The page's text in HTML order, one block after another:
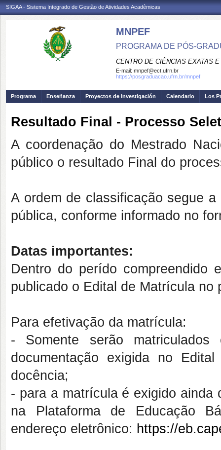
SIGAA - Sistema Integrado de Gestão de Atividades Acadêmicas
MNPEF
PROGRAMA DE PÓS-
CENTRO DE CIÊNCIAS EXATAS
E-mail: mnpef@ect.ufrn.br
https://posgraduacao.ufrn.br/mnpef
Programa Enseñanza Proyectos de Investigación Calendario Los
Resultado Final - Processo
A coordenação do Mestrado
público o resultado Final do
A ordem de classificação segue
pública, conforme informado no
Datas importantes:
Dentro do perído compreendido
publicado o Edital de Matrícula no
Para efetivação da matrícula:
- Somente serão matriculados
documentação exigida no
docência;
- para a matrícula é exigido
na Plataforma de Educação
endereço eletrônico: https://